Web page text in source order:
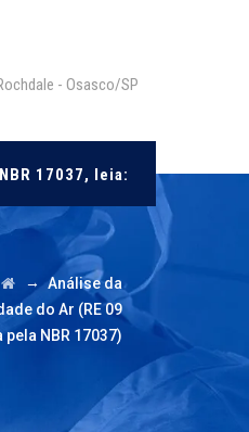
- Osasco/SP
17037, leia:
→Análise da
do Ar (RE 09
NBR 17037)